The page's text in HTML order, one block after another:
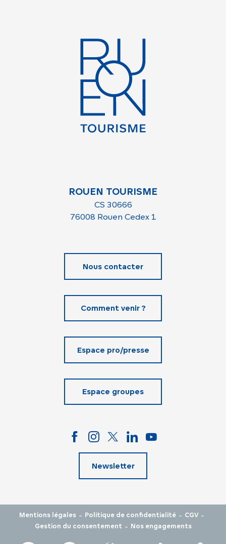
ROUEN TOURISME
CS 30666
76008 Rouen Cedex 1
Nous contacter
Comment venir ?
Espace pro/presse
Espace groupes
Newsletter
Mentions légales - Politique de confidentialité - CGV -
Gestion du consentement - Nos engagements